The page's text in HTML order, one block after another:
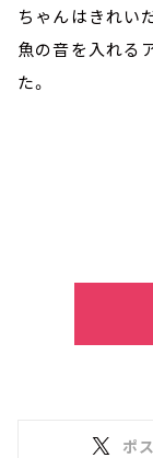
ちゃんはきれい
魚の音を入れる
た。
ポ